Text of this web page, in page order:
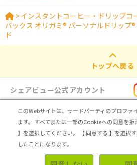
>インスタントコーヒー・ドリップコ
バックス オリガミ® パーソナルドリップ
ド
トップへ戻る
シェアビュー公式アカウント
ログイン・新規
トップ | シェアビューとは レビュアー向け シェア
運営会社 | 個人情報の取扱いについて
このWebサイトは、サードパーティのプロファ
ます。
すべてまたは一部のCookieへの同意を
】を選択してください。
【 同意する 】を選択
したことになります。